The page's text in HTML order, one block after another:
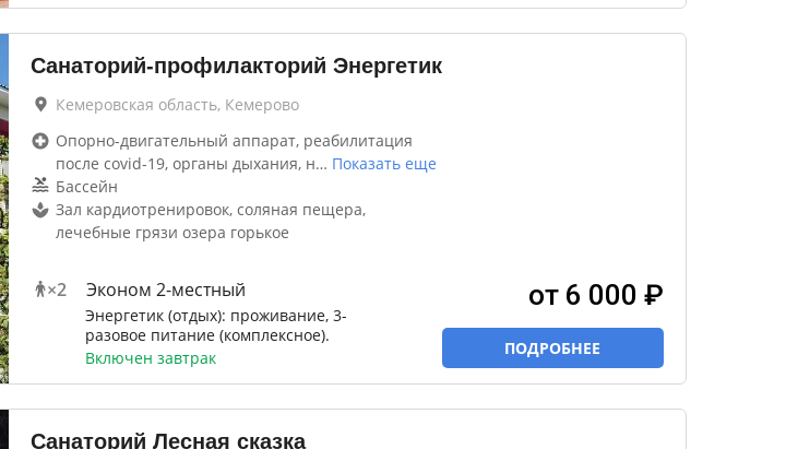
Санаторий-профилакторий Энергетик
Кемеровская область, Кемерово
Опорно-двигательный аппарат, реабилитация
после covid-19, органы дыхания, н… Показать еще
Бассейн
Зал кардиотренировок, соляная пещера,
лечебные грязи озера горькое
×2 Эконом 2-местный
Энергетик (отдых): проживание, 3-
разовое питание (комплексное).
Включен завтрак
от 6 000 ₽
ПОДРОБНЕЕ
Санаторий Лесная сказка